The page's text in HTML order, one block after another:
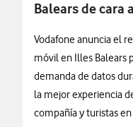
Balears de cara
Vodafone anuncia el
móvil en Illes Balears
demanda de datos
la mejor experiencia
compañía y turistas